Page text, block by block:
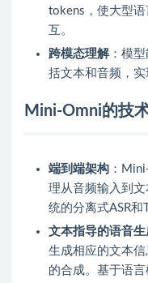
tokens，使大型
互。
跨模态理解：模
括文本和音频，实
Mini-Omni的技
端到端架构 ：
理从音频输入到
统的分离式ASR和
文本指导的语音生
生成相应的文本
的合成。基于语